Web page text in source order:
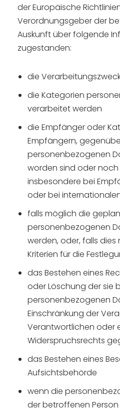
der Europäische
Verordnungsgeber der
Auskunft über folgende
zugestanden:
die
die Kategorien
verarbeitet werden
die Empfänger oder
Empfängern,
personenbezogenen
worden sind oder
insbesondere bei
oder bei
falls möglich die
personenbezogenen
werden, oder, falls
Kriterien für die
das Bestehen eines
oder Löschung der sie
personenbezogenen
Einschränkung der
Verantwortlichen oder
Widerspruchsrechts
das Bestehen eines
Aufsichtsbehörde
wenn die
der betroffenen